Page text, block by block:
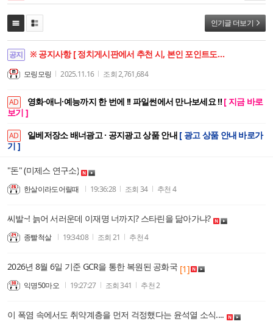
인기글 더보기
공지 ※ 공지사항 [ 정치게시판에서 추천 시, 본인 포인트도 함께 상승합니다. ]
모링모링 2025.11.16 조회2,761,684
AD 영화·애니·예능까지 한 번에 !! 파일썬에서 만나보세요 !! [ 지금 바로
보기 ]
AD 일베저장소 배너광고 · 공지광고 상품 안내 [ 광고 상품 안내 바로가
기 ]
"돈" (미제스 연구소)
한살이라도어릴때 19:36:28 조회 34 추천 4
씨발~! 늙어 서러운데 이재명 너까지? 스타린을 닮아가냐?
종빨척살 19:34:08 조회 21 추천4
2026년 8월 6일 기준 GCR을 통한 복원된 공화국 [1]
익명50마오 19:27:27 조회341 추천2
이 폭염 속에서도 취약계층을 먼저 걱정했다는 윤석열 소식....